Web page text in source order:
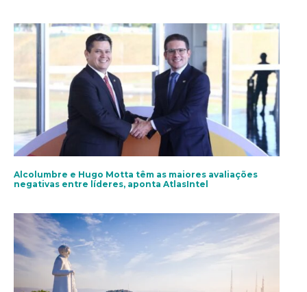
Alcolumbre e Hugo Motta têm as maiores avaliações
negativas entre líderes, aponta AtlasIntel